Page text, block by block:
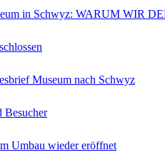
in Schwyz: WARUM WIR
Museum nach Schwyz
Besucher
Umbau wieder eröffnet